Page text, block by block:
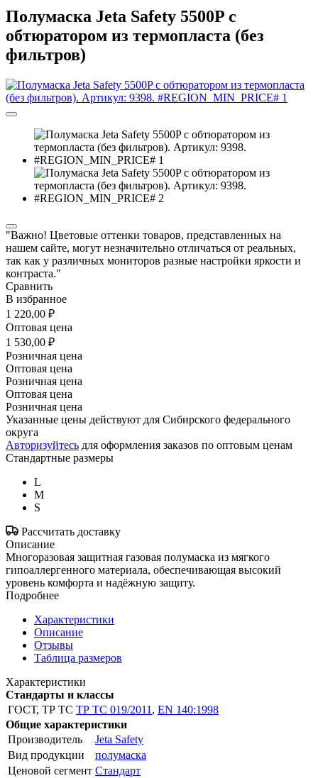
Полумаска Jeta Safety 5500P с
обтюратором из термопласта (без
фильтров)
"Важно! Цветовые оттенки товаров, представленных на
нашем сайте, могут незначительно отличаться от реальных,
так как у различных мониторов разные настройки яркости и
контраста."
Сравнить
В избранное
1 220,00 ₽
Оптовая цена
1 530,00 ₽
Розничная цена
Оптовая цена
Розничная цена
Оптовая цена
Розничная цена
Указанные цены действуют для Сибирского федерального
округа
Авторизуйтесь для оформления заказов по оптовым ценам
Стандартные размеры
L
M
S
Рассчитать доставку
Описание
Многоразовая защитная газовая полумаска из мягкого
гипоаллергенного материала, обеспечивающая высокий
уровень комфорта и надёжную защиту.
Подробнее
Характеристики
Описание
Отзывы
Таблица размеров
Характеристики
Стандарты и классы
ГОСТ, ТР ТС ТР ТС 019/2011 , EN 140:1998
Общие характеристики
Производитель
Jeta Safety
Вид продукции
полумаска
Ценовой сегмент Стандарт